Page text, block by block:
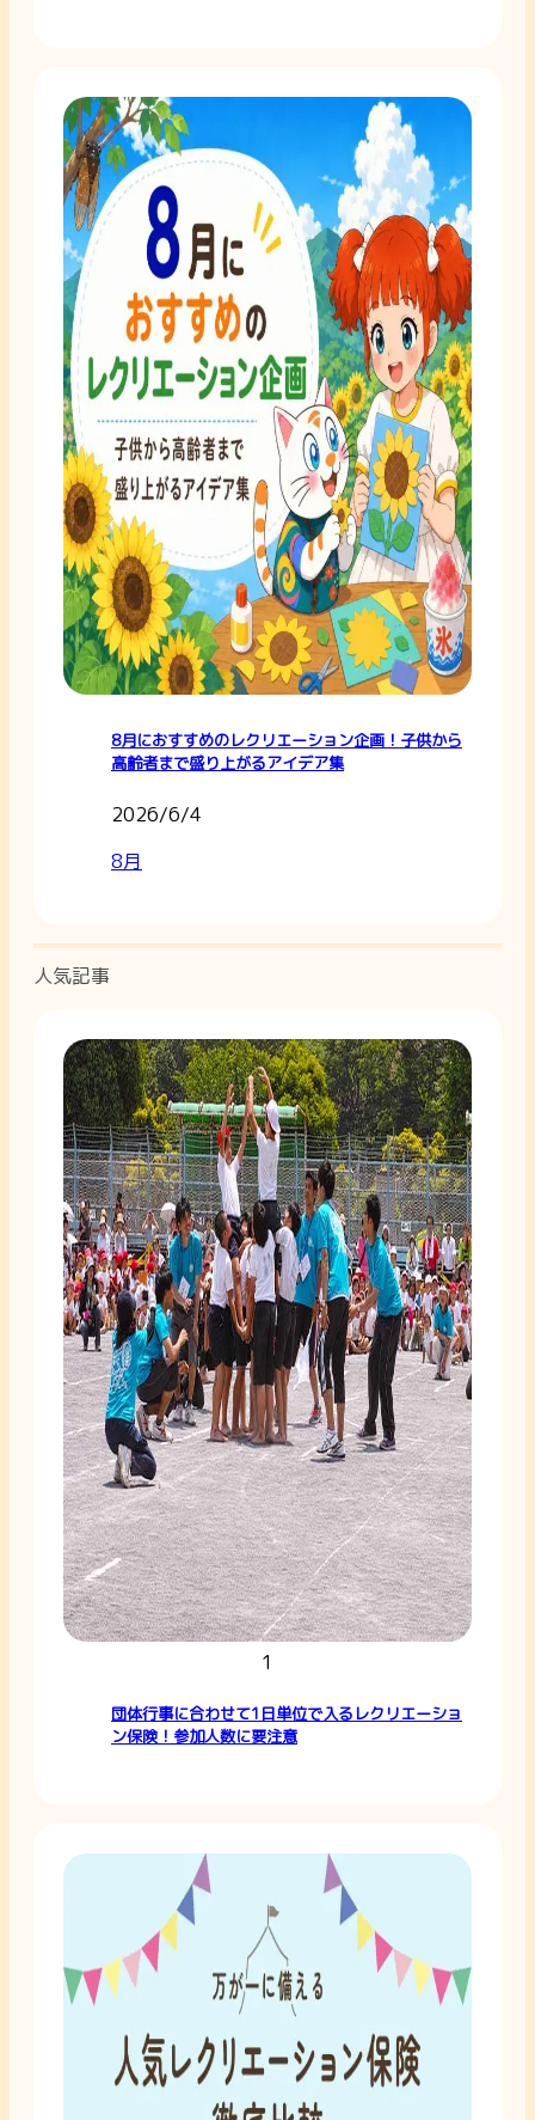
8月におすすめのレクリエーション企画！子供から
高齢者まで盛り上がるアイデア集
2026/6/4
8月
人気記事
1
団体行事に合わせて1日単位で入るレクリエーショ
ン保険！参加人数に要注意